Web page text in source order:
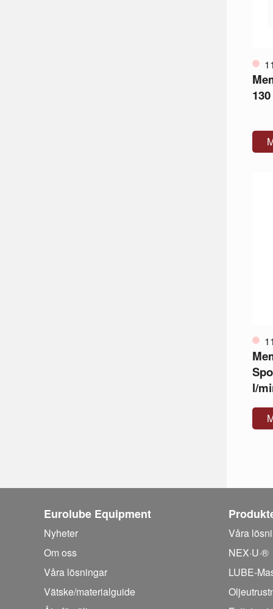
l/
Eurolube Equipment
Nyheter
Om oss
Våra lösningar
Vätske/materialguide
Våra
NEX·U·®
LUBE-